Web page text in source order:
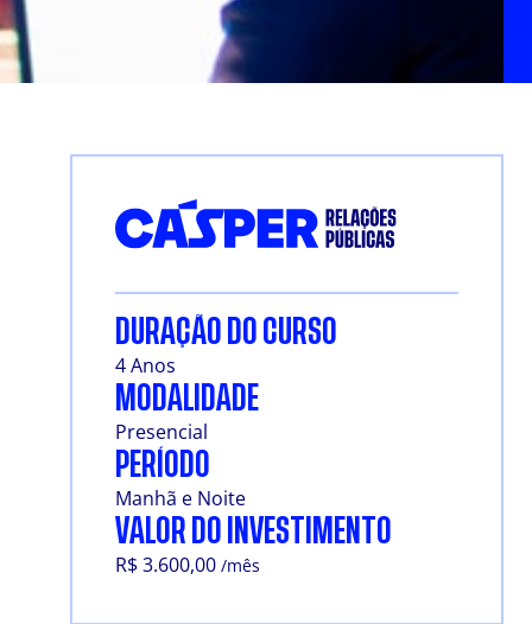
INFORMAÇÕES DO
DURAÇÃO DO CURSO
4 Anos
MODALIDADE
Presencial
PERÍODO
Manhã e Noite
VALOR DO INVESTIMENTO
R$ 3.600,00/mês